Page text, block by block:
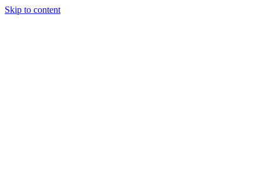
Skip to content